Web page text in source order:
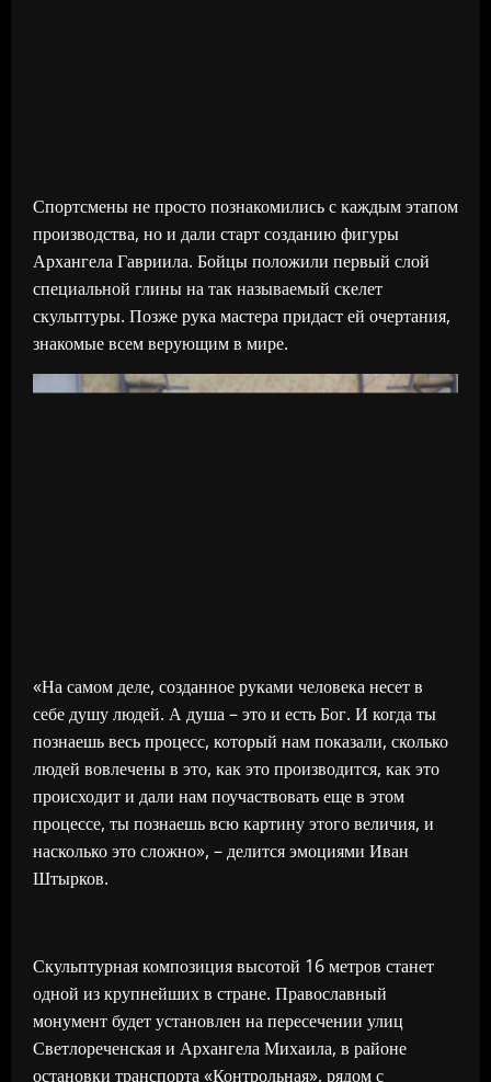
Спортсмены не просто познакомились с каждым этапом
производства, но и дали старт созданию фигуры
Архангела Гавриила. Бойцы положили первый слой
специальной глины на так называемый скелет
скульптуры. Позже рука мастера придаст ей очертания,
знакомые всем верующим в мире.
«На самом деле, созданное руками человека несет в
себе душу людей. А душа – это и есть Бог. И когда ты
познаешь весь процесс, который нам показали, сколько
людей вовлечены в это, как это производится, как это
происходит и дали нам поучаствовать еще в этом
процессе, ты познаешь всю картину этого величия, и
насколько это сложно», – делится эмоциями Иван
Штырков.
Скульптурная композиция высотой 16 метров станет
одной из крупнейших в стране. Православный
монумент будет установлен на пересечении улиц
Светлореченская и Архангела Михаила, в районе
остановки транспорта «Контрольная», рядом с